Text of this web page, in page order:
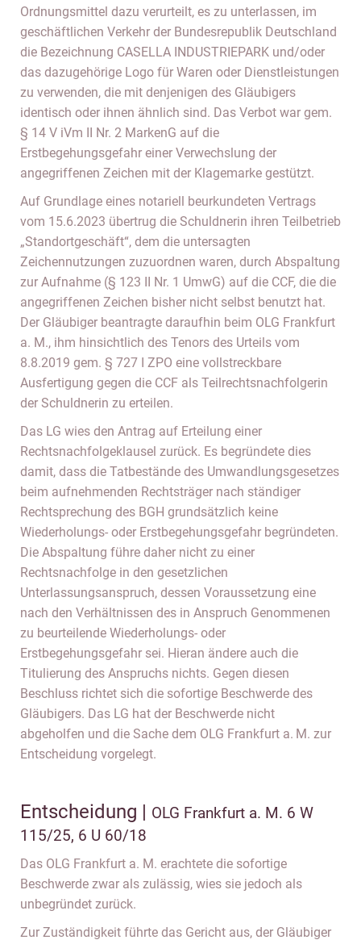
Ordnungsmittel dazu verurteilt, es zu unterlassen, im
geschäftlichen Verkehr der Bundesrepublik Deutschland
die Bezeichnung CASELLA INDUSTRIEPARK und/oder
das dazugehörige Logo für Waren oder Dienstleistungen
zu verwenden, die mit denjenigen des Gläubigers
identisch oder ihnen ähnlich sind. Das Verbot war gem.
§ 14 V iVm II Nr. 2 MarkenG auf die
Erstbegehungsgefahr einer Verwechslung der
angegriffenen Zeichen mit der Klagemarke gestützt.
Auf Grundlage eines notariell beurkundeten Vertrags
vom 15.6.2023 übertrug die Schuldnerin ihren Teilbetrieb
„Standortgeschäft“, dem die untersagten
Zeichennutzungen zuzuordnen waren, durch Abspaltung
zur Aufnahme (§ 123 II Nr. 1 UmwG) auf die CCF, die die
angegriffenen Zeichen bisher nicht selbst benutzt hat.
Der Gläubiger beantragte daraufhin beim OLG Frankfurt
a. M., ihm hinsichtlich des Tenors des Urteils vom
8.8.2019 gem. § 727 I ZPO eine vollstreckbare
Ausfertigung gegen die CCF als Teilrechtsnachfolgerin
der Schuldnerin zu erteilen.
Das LG wies den Antrag auf Erteilung einer
Rechtsnachfolgeklausel zurück. Es begründete dies
damit, dass die Tatbestände des Umwandlungsgesetzes
beim aufnehmenden Rechtsträger nach ständiger
Rechtsprechung des BGH grundsätzlich keine
Wiederholungs- oder Erstbegehungsgefahr begründeten.
Die Abspaltung führe daher nicht zu einer
Rechtsnachfolge in den gesetzlichen
Unterlassungsanspruch, dessen Voraussetzung eine
nach den Verhältnissen des in Anspruch Genommenen
zu beurteilende Wiederholungs- oder
Erstbegehungsgefahr sei. Hieran ändere auch die
Titulierung des Anspruchs nichts. Gegen diesen
Beschluss richtet sich die sofortige Beschwerde des
Gläubigers. Das LG hat der Beschwerde nicht
abgeholfen und die Sache dem OLG Frankfurt a. M. zur
Entscheidung vorgelegt.
Entscheidung | OLG Frankfurt a. M. 6 W
115/25, 6 U 60/18
Das OLG Frankfurt a. M. erachtete die sofortige
Beschwerde zwar als zulässig, wies sie jedoch als
unbegründet zurück.
Zur Zuständigkeit führte das Gericht aus, der Gläubiger